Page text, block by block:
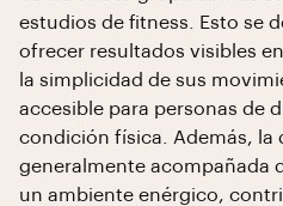
estudios de fitness. Esto se
ofrecer resultados visibles
la simplicidad de sus
accesible para personas de
condición física. Además, la
generalmente acompañada
un ambiente enérgico,